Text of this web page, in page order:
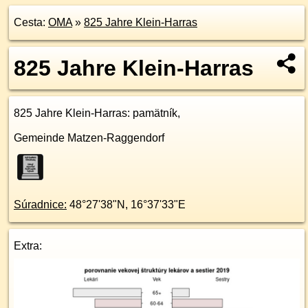
Cesta: OMA» 825 Jahre Klein-Harras
825 Jahre Klein-Harras
825 Jahre Klein-Harras: pamätník,
Gemeinde Matzen-Raggendorf
Súradnice: 48°27'38"N , 16°37'33"E
Extra: